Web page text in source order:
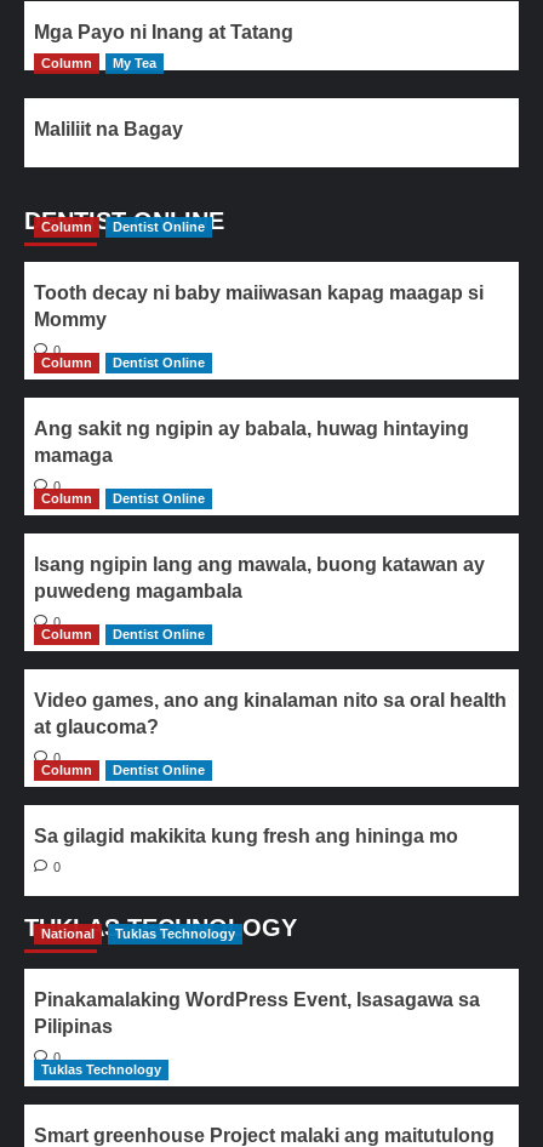
Mga Payo ni Inang at Tatang
Column My Tea
Maliliit na Bagay
DENTIST ONLINE
Column Dentist Online
Tooth decay ni baby maiiwasan kapag maagap si
Mommy
0
Column
Dentist Online
Ang sakit ng ngipin ay babala, huwag hintaying
mamaga
0
Column
Dentist Online
Isang ngipin lang ang mawala, buong katawan ay
puwedeng magambala
0
Column
Dentist Online
Video games, ano ang kinalaman nito sa oral health
at glaucoma?
0
Column
Dentist Online
Sa gilagid makikita kung fresh ang hininga mo
0
TUKLAS TECHNOLOGY
National Tuklas Technology
Pinakamalaking WordPress Event, Isasagawa sa
Pilipinas
0
Tuklas Technology
Smart greenhouse Project malaki ang maitutulong